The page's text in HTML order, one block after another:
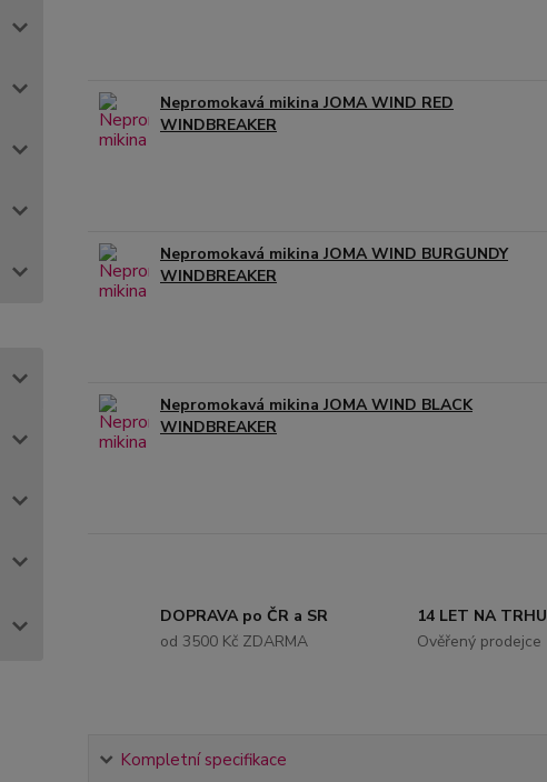
Nepromokavá mikina JOMA WIND RED
WINDBREAKER
Nepromokavá mikina JOMA WIND BURGUNDY
WINDBREAKER
Nepromokavá mikina JOMA WIND BLACK
WINDBREAKER
DOPRAVA po ČR a SR
od 3500 Kč ZDARMA
14 LET NA TRHU
Ověřený prodejce
Kompletní specifikace